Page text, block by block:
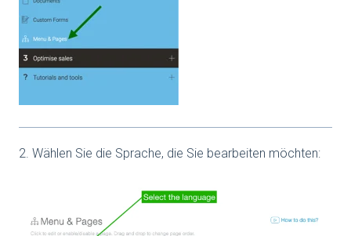
2. Wählen Sie die Sprache, die Sie bearbeiten möchten: